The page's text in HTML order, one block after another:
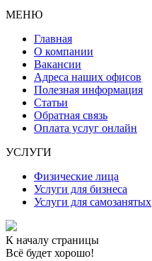
МЕНЮ
Главная
О компании
Вакансии
Адреса наших офисов
Полезная информация
Статьи
Обратная связь
Оплата услуг онлайн
УСЛУГИ
Физические лица
Услуги для бизнеса
Услуги для самозанятых
К началу страницы
Всё будет хорошо!